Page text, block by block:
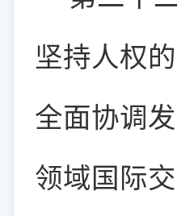
坚持人权
全面协调
领域国际